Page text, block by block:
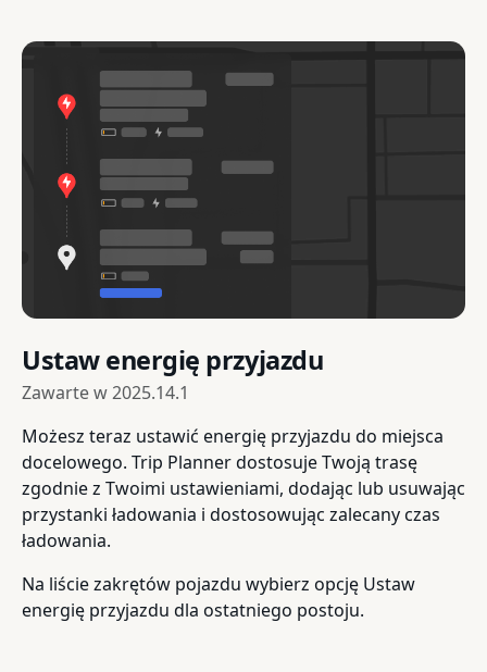
Ustaw energię przyjazdu
Zawarte w2025.14.1
Możesz teraz ustawić energię przyjazdu do miejsca
docelowego. Trip Planner dostosuje Twoją trasę
zgodnie z Twoimi ustawieniami, dodając lub usuwając
przystanki ładowania i dostosowując zalecany czas
ładowania.
Na liście zakrętów pojazdu wybierz opcję Ustaw
energię przyjazdu dla ostatniego postoju.